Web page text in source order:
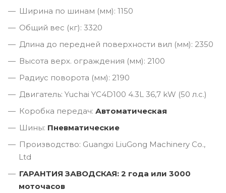
Ширина по шинам (мм): 1150
Общий вес (кг): 3320
Длина до передней поверхности вил (мм): 2350
Высота верх. ограждения (мм): 2100
Радиус поворота (мм): 2190
Двигатель: Yuchai YC4D100 4.3L 36,7 kW (50 л.с.)
Коробка передач: Автоматическая
Шины: Пневматические
Производство: Guangxi LiuGong Machinery Co.,
Ltd
ГАРАНТИЯ ЗАВОДСКАЯ: 2 года или 3000
моточасов